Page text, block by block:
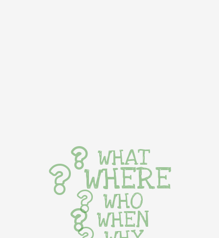
WHAT
WHERE
WHO
WHEN